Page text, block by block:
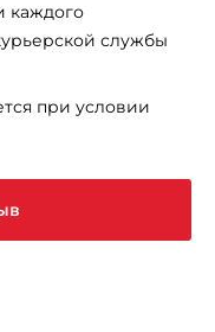
каждого
службы
при условии